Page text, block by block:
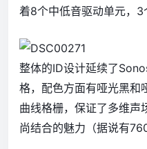
着8个中低音驱动单元，3
整体的ID设计延续了
格，配色方面有哑光黑和
曲线格栅，保证了多维声
尚结合的魅力（据说有